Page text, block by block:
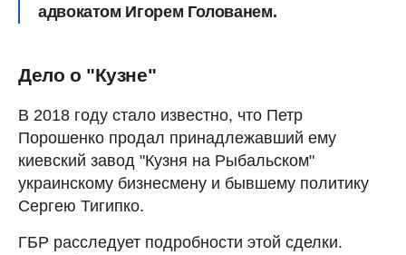
адвокатом Игорем Голованем.
Дело о "Кузне"
В 2018 году стало известно, что Петр
Порошенко продал принадлежавший ему
киевский завод "Кузня на Рыбальском"
украинскому бизнесмену и бывшему политику
Сергею Тигипко.
ГБР расследует подробности этой сделки.